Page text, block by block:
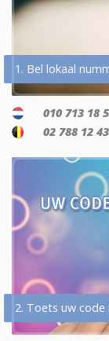
1. Bel lokaal
010 713 18
02 788 12 43
2. Toets uw code